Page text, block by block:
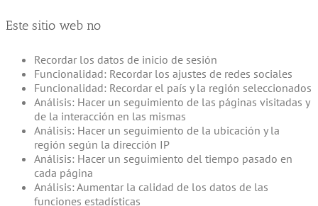
Este sitio web no
Recordar los datos de inicio de sesión
Funcionalidad: Recordar los ajustes de redes sociales
Funcionalidad: Recordar el país y la región seleccionados
Análisis: Hacer un seguimiento de las páginas visitadas y
de la interacción en las mismas
Análisis: Hacer un seguimiento de la ubicación y la
región según la dirección IP
Análisis: Hacer un seguimiento del tiempo pasado en
cada página
Análisis: Aumentar la calidad de los datos de las
funciones estadísticas